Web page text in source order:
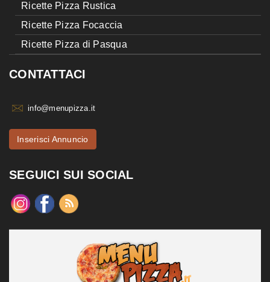
Ricette Pizza Rustica
Ricette Pizza Focaccia
Ricette Pizza di Pasqua
CONTATTACI
info@menupizza.it
Inserisci Annuncio
SEGUICI SUI SOCIAL